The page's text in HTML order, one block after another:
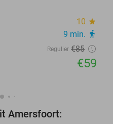
10 star
9 min. directions_walk
Regulier €85
€59
Amersfoort: